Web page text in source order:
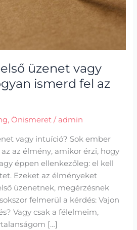
üzenet vagy
ismerd fel az
,Önismeret / admin
vagy intuíció? Sok ember
az élmény, amikor érzi, hogy
éppen ellenkezőleg: el kell
Ezeket az élményeket
üzenetnek, megérzésnek
felmerül a kérdés: Vajon
Vagy csak a félelmeim,
[…]